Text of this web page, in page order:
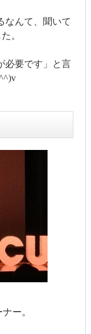
なんて、聞いて
。
必要です」と言
ー。